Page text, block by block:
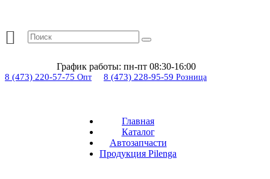
График работы: пн-пт 08:30-16:00
8 (473) 220-57-75 Опт 8 (473) 228-95-59 Розница
Главная
Каталог
Автозапчасти
Продукция Pilenga